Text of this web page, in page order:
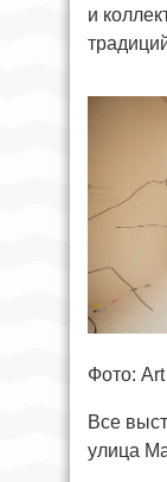
и
Фото:
Все
улица